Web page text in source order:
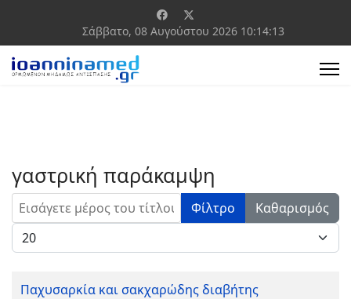
Σάββατο, 08 Αυγούστου 2026 10:14:13
γαστρική παράκαμψη
Εισάγετε μέρος του τίτλου. Φίλτρο
Καθαρισμός
Εμφάνιση #
Παχυσαρκία και σακχαρώδης διαβήτης